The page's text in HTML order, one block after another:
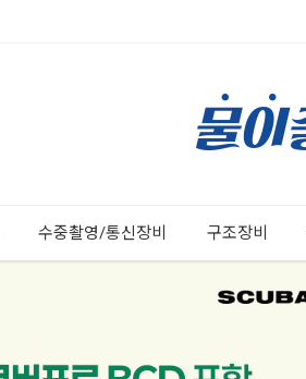
수중촬영/통신장비 구조장비